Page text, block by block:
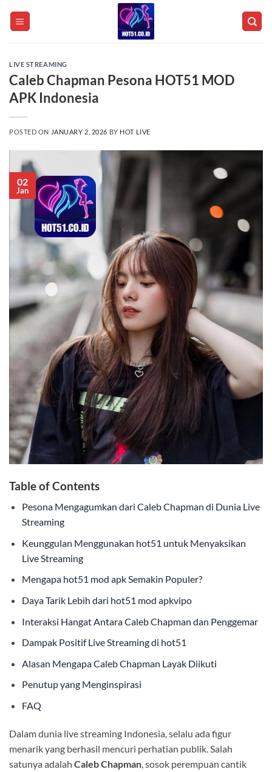
LIVE STREAMING
Caleb Chapman Pesona HOT51 MOD
APK Indonesia
POSTED ON JANUARY 2, 2026 BY HOT LIVE
02
Jan
Table of Contents
Pesona Mengagumkan dari Caleb Chapman di Dunia Live
Streaming
Keunggulan Menggunakan hot51 untuk Menyaksikan
Live Streaming
Mengapa hot51 mod apk Semakin Populer?
Daya Tarik Lebih dari hot51 mod apkvipo
Interaksi Hangat Antara Caleb Chapman dan Penggemar
Dampak Positif Live Streaming di hot51
Alasan Mengapa Caleb Chapman Layak Diikuti
Penutup yang Menginspirasi
FAQ
Dalam dunia live streaming Indonesia, selalu ada figur
menarik yang berhasil mencuri perhatian publik. Salah
satunya adalah Caleb Chapman , sosok perempuan cantik